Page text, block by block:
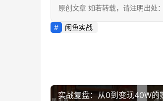
原创文章 如若转载，请注明出处：
闲鱼实战
实战复盘：从0到变现40W的